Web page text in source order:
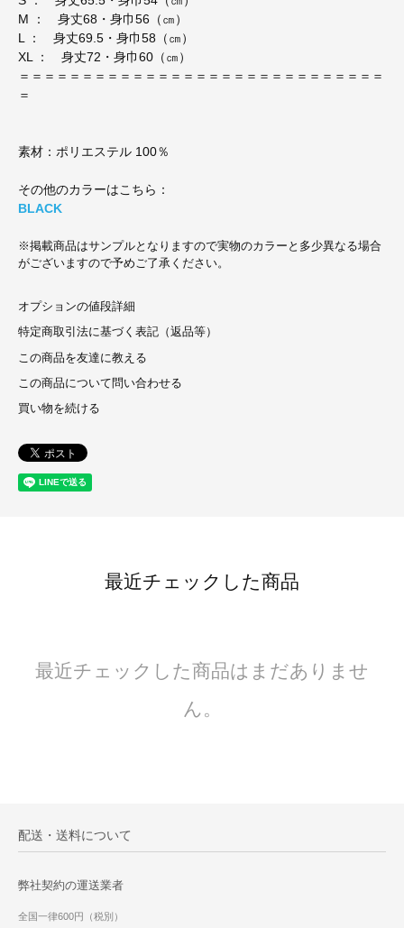
M ： 身丈68・身巾56（㎝）
L ： 身丈69.5・身巾58（㎝）
XL ： 身丈72・身巾60（㎝）
＝＝＝＝＝＝＝＝＝＝＝＝＝＝＝＝＝＝＝＝＝＝＝＝＝＝＝＝＝
＝
素材：ポリエステル 100％
その他のカラーはこちら：
BLACK
※掲載商品はサンプルとなりますので実物のカラーと多少異なる場合
がございますので予めご了承ください。
オプションの値段詳細
特定商取引法に基づく表記（返品等）
この商品を友達に教える
この商品について問い合わせる
買い物を続ける
最近チェックした商品
最近チェックした商品はまだありませ
ん。
配送・送料について
弊社契約の運送業者
全国一律600円（税別）